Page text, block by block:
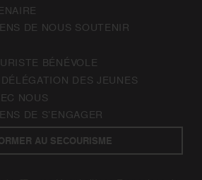
DE NOUS SOUTENIR
BÉNÉVOLE
DES JEUNES
NOUS
DE S’ENGAGER
AU SECOURISME